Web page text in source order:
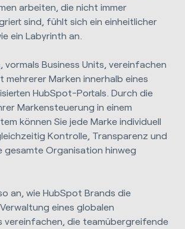
arbeiten, die nicht immer
sind, fühlt sich ein einheitlicher
ein Labyrinth an.
vormals Business Units, vereinfachen
mehrerer Marken innerhalb eines
HubSpot-Portals. Durch die
Markensteuerung in einem
können Sie jede Marke individuell
Kontrolle, Transparenz und
gesamte Organisation hinweg
an, wie HubSpot Brands die
eines globalen
vereinfachen, die teamübergreifende